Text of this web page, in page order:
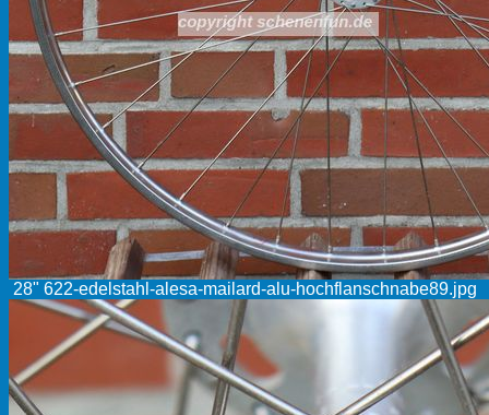
28" 622-edelstahl-alesa-mailard-alu-hochflanschnabe89.jpg